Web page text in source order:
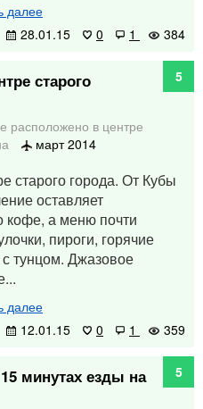
далее
28.01.15
0 1 384
старого
5
расположено в центре
март 2014
старого города. От Кубы
оставляет
кофе, а меню почти
пироги, горячие
тунцом. Джазовое
далее
12.01.15
0 1 359
минутах езды на
5